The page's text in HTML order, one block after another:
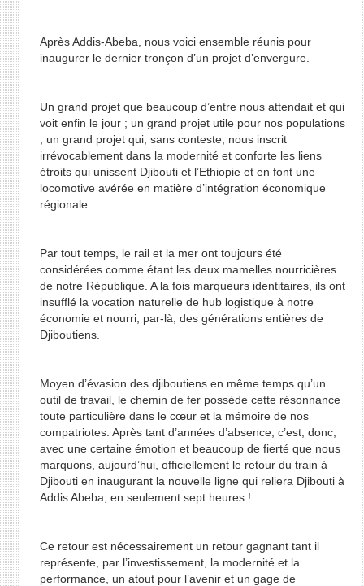
Après Addis-Abeba, nous voici ensemble réunis pour
inaugurer le dernier tronçon d’un projet d’envergure.
Un grand projet que beaucoup d’entre nous attendait et qui
voit enfin le jour ; un grand projet utile pour nos populations
; un grand projet qui, sans conteste, nous inscrit
irrévocablement dans la modernité et conforte les liens
étroits qui unissent Djibouti et l’Ethiopie et en font une
locomotive avérée en matière d’intégration économique
régionale.
Par tout temps, le rail et la mer ont toujours été
considérées comme étant les deux mamelles nourricières
de notre République. A la fois marqueurs identitaires, ils ont
insufflé la vocation naturelle de hub logistique à notre
économie et nourri, par-là, des générations entières de
Djiboutiens.
Moyen d’évasion des djiboutiens en même temps qu’un
outil de travail, le chemin de fer possède cette résonnance
toute particulière dans le cœur et la mémoire de nos
compatriotes. Après tant d’années d’absence, c’est, donc,
avec une certaine émotion et beaucoup de fierté que nous
marquons, aujourd’hui, officiellement le retour du train à
Djibouti en inaugurant la nouvelle ligne qui reliera Djibouti à
Addis Abeba, en seulement sept heures !
Ce retour est nécessairement un retour gagnant tant il
représente, par l’investissement, la modernité et la
performance, un atout pour l’avenir et un gage de